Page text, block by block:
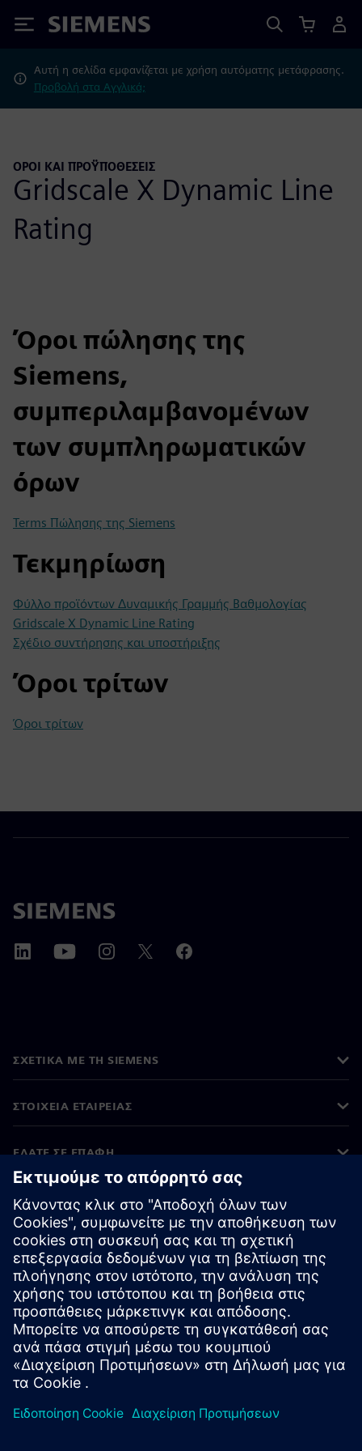
Siemens
Αυτή η σελίδα εμφανίζεται με χρήση αυτόματης μετάφρασης.
Προβολή στα Αγγλικά;
ΌΡΟΙ ΚΑΙ ΠΡΟΫΠΟΘΈΣΕΙΣ
Gridscale X Dynamic Line
Rating
Όροι πώλησης της
Siemens,
συμπεριλαμβανομένων
των συμπληρωματικών
όρων
Terms Πώλησης της Siemens
Τεκμηρίωση
Φύλλο προϊόντων Δυναμικής Γραμμής Βαθμολογίας
Gridscale X Dynamic Line Rating
Σχέδιο συντήρησης και υποστήριξης
Όροι τρίτων
Όροι τρίτων
ΣΧΕΤΙΚΆ ΜΕ ΤΗ SIEMENS
ΣΤΟΙΧΕΊΑ ΕΤΑΙΡΕΊΑΣ
ΕΛΆΤΕ ΣΕ ΕΠΑΦΉ
ΚΑΡΙΈΡΑ
©Siemens2026
Εταιρικές πληροφορίες
Ειδοποίηση απορρήτου
Πολιτική Cookies
Όροι Χρήσης